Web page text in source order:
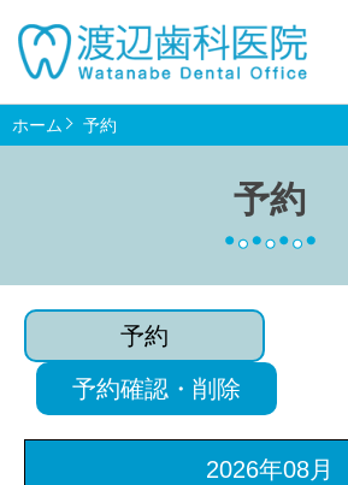
予約
ホーム 予約
予約
予約確認・削除
2026年08月